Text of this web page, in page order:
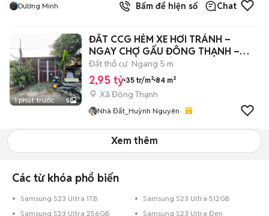
Dương Minh Bấm để hiện số Chat
1 phút trước 5
ĐẤT CCG HẺM XE HƠI TRÁNH –
NGAY CHỢ GẤU ĐÔNG THẠNH –
84M2– CHỈ 2.95 TỶ
Đất thổ cư Ngang 5 m
2,95 tỷ 35 tr/m² 84 m²
Xã Đông Thạnh
Nhà Đất_Huỳnh Nguyên
Xem thêm
Các từ khóa phổ biến
Samsung S23 Ultra 1TB
Samsung S23 Ultra 512GB
Samsung S23 Ultra 256GB
Samsung S23 Ultra Đen